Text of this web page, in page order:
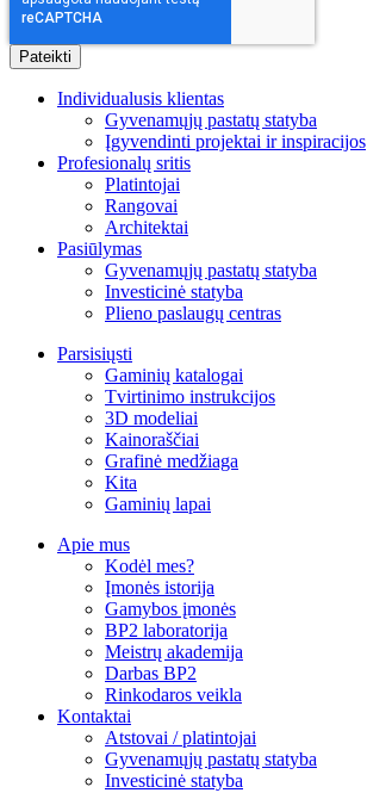
Individualusis klientas
Gyvenamųjų pastatų statyba
Įgyvendinti projektai ir inspiracijos
Profesionalų sritis
Platintojai
Rangovai
Architektai
Pasiūlymas
Gyvenamųjų pastatų statyba
Investicinė statyba
Plieno paslaugų centras
Parsisiųsti
Gaminių katalogai
Tvirtinimo instrukcijos
3D modeliai
Kainoraščiai
Grafinė medžiaga
Kita
Gaminių lapai
Apie mus
Kodėl mes?
Įmonės istorija
Gamybos įmonės
BP2 laboratorija
Meistrų akademija
Darbas BP2
Rinkodaros veikla
Kontaktai
Atstovai / platintojai
Gyvenamųjų pastatų statyba
Investicinė statyba